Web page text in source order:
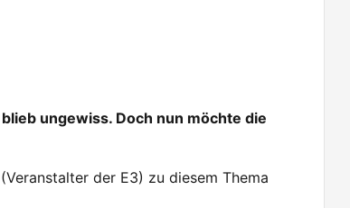
ungewiss. Doch nun möchte die
der E3) zu diesem Thema